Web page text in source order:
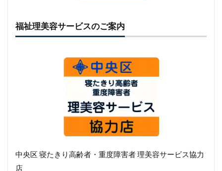
福祉理美容サービスのご案内
中央区 寝たきり高齢者・重度障害者 理美容サービス協力
店